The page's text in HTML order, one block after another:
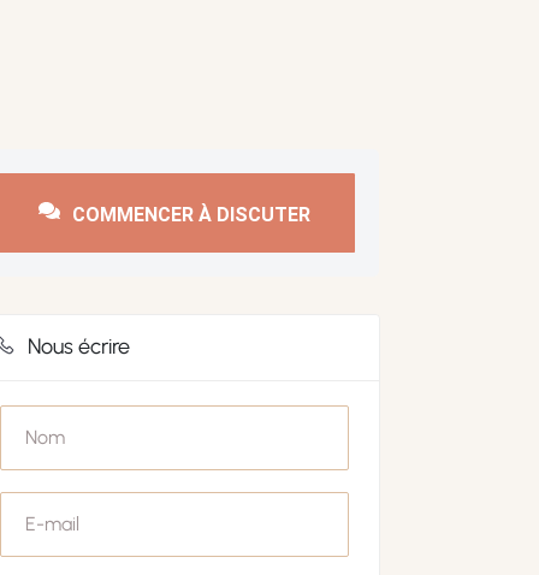
COMMENCER À DISCUTER
Nous écrire